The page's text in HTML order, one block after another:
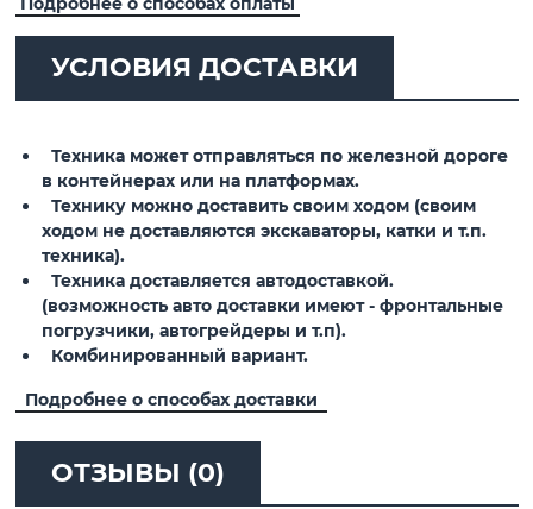
УСЛОВИЯ ДОСТАВКИ
Техника может отправляться по железной дороге
в контейнерах или на платформах.
Технику можно доставить своим ходом (своим
ходом не доставляются экскаваторы, катки и т.п.
техника).
Техника доставляется автодоставкой.
(возможность авто доставки имеют - фронтальные
погрузчики, автогрейдеры и т.п).
Комбинированный вариант.
Подробнее о способах доставки
ОТЗЫВЫ (0)